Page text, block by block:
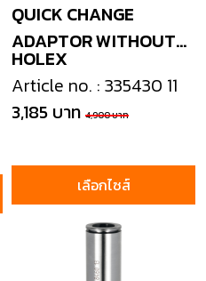
HOLEX
QUICK CHANGE
ADAPTOR WITHOUT
CLUTCH
Article no. : 335430 11
3,185 บาท 4,900 บาท
เลือกไซส์